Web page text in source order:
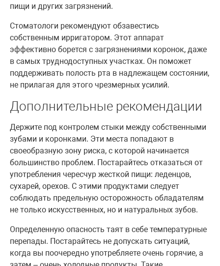
пищи и других загрязнений.
Стоматологи рекомендуют обзавестись
собственным ирригатором. Этот аппарат
эффективно борется с загрязнениями коронок, даже
в самых труднодоступных участках. Он поможет
поддерживать полость рта в надлежащем состоянии,
не прилагая для этого чрезмерных усилий.
Дополнительные рекомендации
Держите под контролем стыки между собственными
зубами и коронками. Эти места попадают в
своеобразную зону риска, с которой начинается
большинство проблем. Постарайтесь отказаться от
употребления чересчур жесткой пищи: леденцов,
сухарей, орехов. С этими продуктами следует
соблюдать предельную осторожность обладателям
не только искусственных, но и натуральных зубов.
Определенную опасность таят в себе температурные
перепады. Постарайтесь не допускать ситуаций,
когда вы поочередно употребляете очень горячие, а